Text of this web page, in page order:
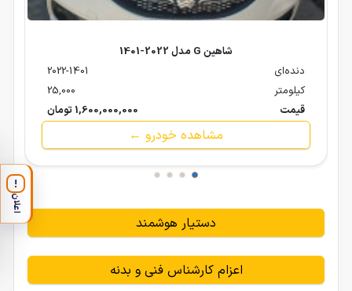
شاهین G مدل 2022-1401
دنده‌ای
2022-1401
کیلومتر
25,000
قیمت
1,600,000,000 تومان
مشاهده خودرو ←
دستیار هوشمند
اعزام کارشناس فنی و بدنه
!
اعلان